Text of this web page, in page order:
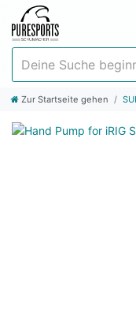
Zur Startseite gehen